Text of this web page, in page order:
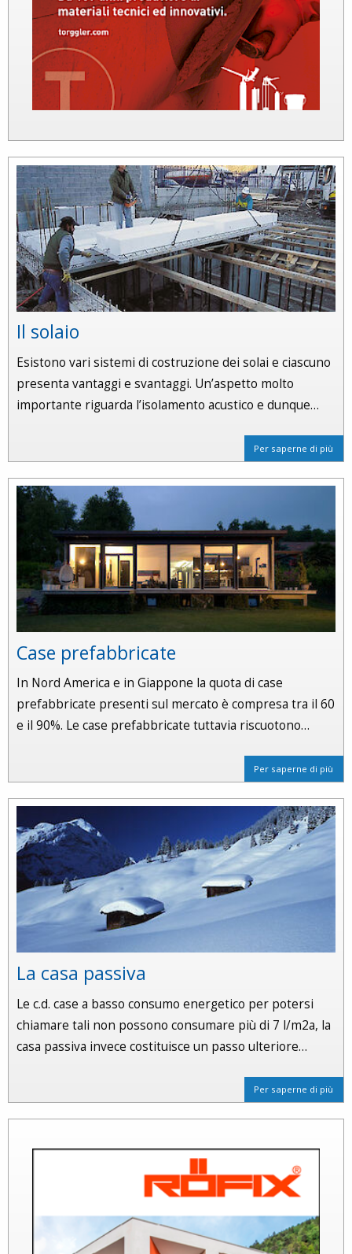
Il solaio
Esistono vari sistemi di costruzione dei solai e ciascuno
presenta vantaggi e svantaggi. Un’aspetto molto
importante riguarda l’isolamento acustico e dunque…
Per saperne di più
Case prefabbricate
In Nord America e in Giappone la quota di case
prefabbricate presenti sul mercato è compresa tra il 60
e il 90%. Le case prefabbricate tuttavia riscuotono…
Per saperne di più
La casa passiva
Le c.d. case a basso consumo energetico per potersi
chiamare tali non possono consumare più di 7 l/m2a, la
casa passiva invece costituisce un passo ulteriore…
Per saperne di più